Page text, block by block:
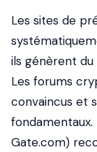
Les sites de
ils génèrent du
Les forums
convaincus et
fondamentaux.
Gate.com)